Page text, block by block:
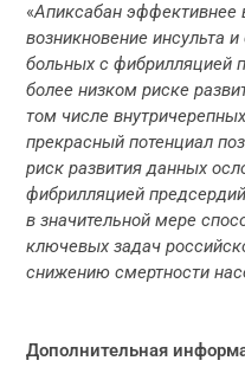
«Апиксабан эффективнее
возникновение инсульта
больных с фибрилляцией
более низком риске
том числе
прекрасный потенциал
риск развития данных
фибрилляцией
в значительной мере
ключевых задач
снижению смертности
Дополнительная